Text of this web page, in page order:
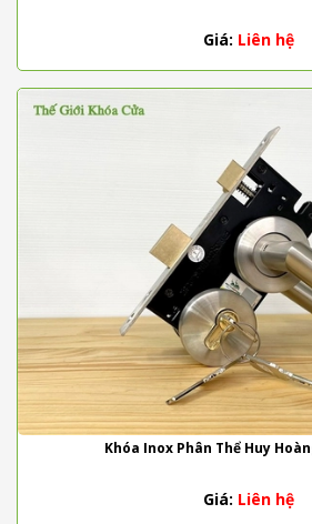
Giá: Liên hệ
Khóa Inox Phân Thể Huy
Giá: Liên hệ